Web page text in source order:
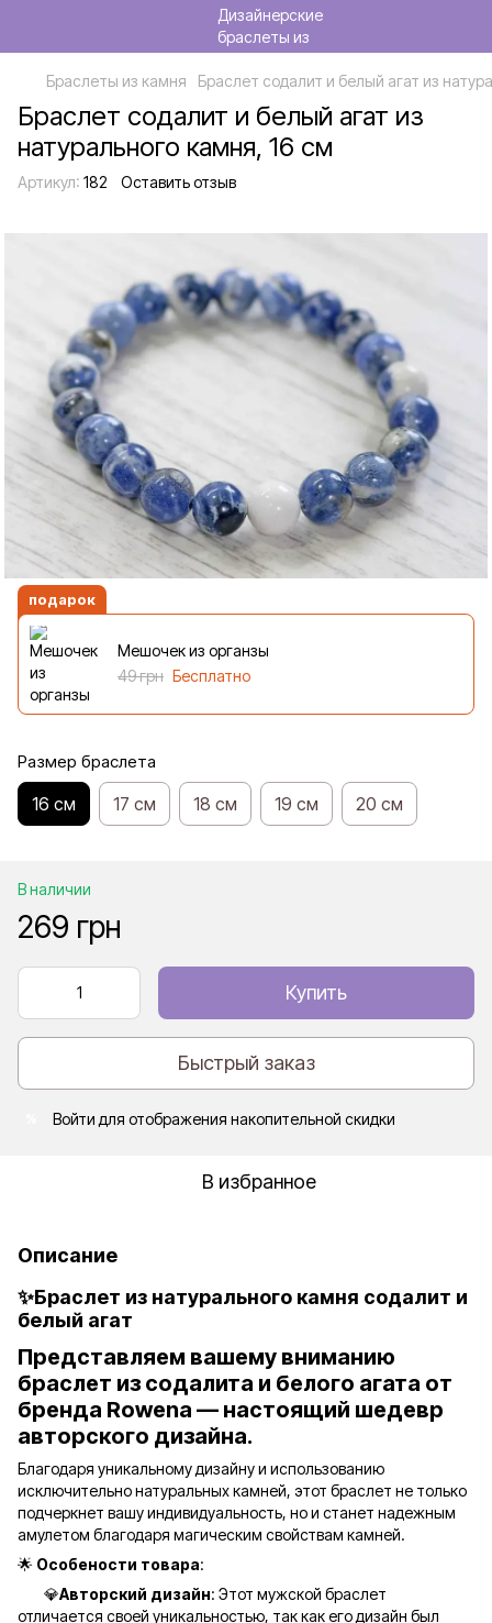
Браслеты из камня Браслет содалит и белый агат из
Браслет содалит и белый агат из
натурального камня, 16 см
Артикул: 182 Оставить отзыв
подарок
Мешочек из органзы
49 грн Бесплатно
Размер браслета
16 см 17 см 18 см 19 см 20 см
В наличии
269 грн
Купить
Быстрый заказ
Войти для отображения накопительной скидки
В избранное
Описание
✨Браслет из натурального камня содалит и
белый агат
Представляем вашему вниманию
браслет из содалита и белого агата от
бренда Rowena — настоящий шедевр
авторского дизайна.
Благодаря уникальному дизайну и использованию
исключительно натуральных камней, этот браслет не только
подчеркнет вашу индивидуальность, но и станет надежным
амулетом благодаря магическим свойствам камней.
🌟 Особености товара:
💎Авторский дизайн: Этот мужской браслет
отличается своей уникальностью, так как его дизайн был